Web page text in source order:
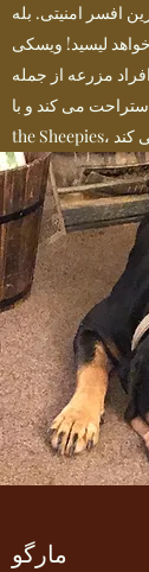
افسر امنیتی. بله
لیسید! ویسکی
مزرعه از جمله
می کند و با
مارگو